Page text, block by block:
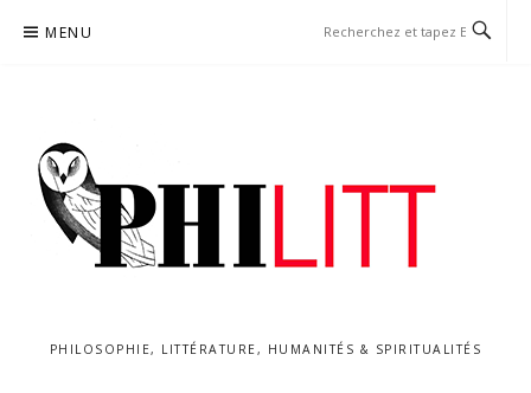
MENU
PHILOSOPHIE, LITTÉRATURE, HUMANITÉS & SPIRITUALITÉS